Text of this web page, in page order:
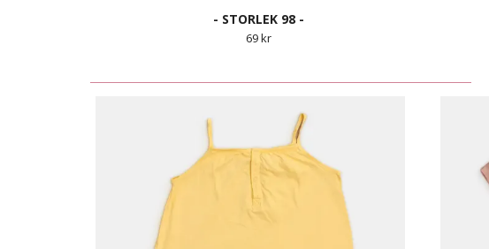
- STORLEK 98 -
69 kr